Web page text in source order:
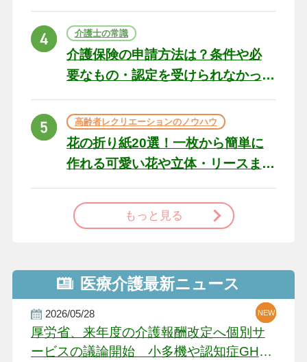
ト
介護士の常識
介護保険の申請方法は？条件や必
要なもの・認定を受けられなかっ
高齢者レクリエーションのノウハウ
花の折り紙20選！一枚から簡単に
作れる可愛い花や立体・リースま
もっと見る
医療介護最新ニュース
2026/05/28
厚労省、来年度の介護報酬改定へ個別サ
ービスの議論開始 小多機や認知症GH、
NEW
NEW
NEW